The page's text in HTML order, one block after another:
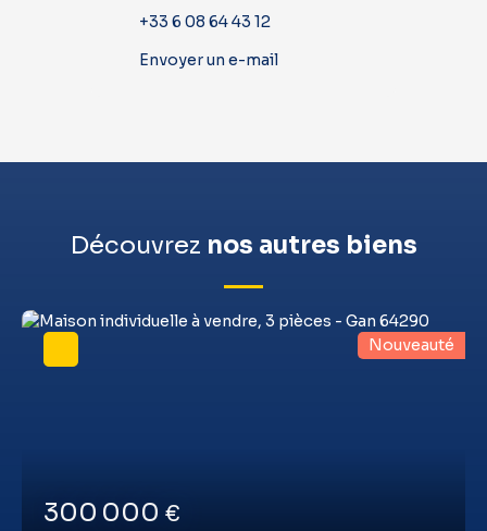
+33 6 08 64 43 12
Envoyer un e-mail
Découvrez nos autres biens
300 000 €
Nouveauté